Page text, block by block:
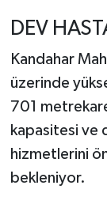
DEV
Kandahar
üzerinde
701
kapasitesi ve
hizmetlerini
bekleniyor.